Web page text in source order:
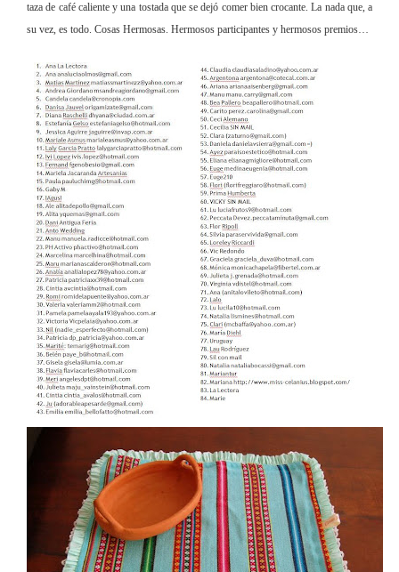
taza de café caliente y una tostada que se dejó comer bien crocante. La nada que, a
su vez, es todo. Cosas Hermosas. Hermosos participantes y hermosos premios…